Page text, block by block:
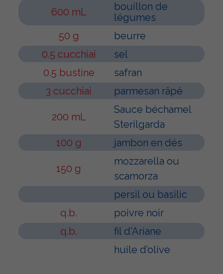
600 mL
bouillon de
légumes
50 g
beurre
0.5 cucchiai
sel
0.5 bustine
safran
3 cucchiai
parmesan râpé
200 mL
Sauce béchamel
Sterilgarda
100 g
jambon en dés
150 g
mozzarella ou
scamorza
persil ou basilic
q.b.
poivre noir
q.b.
fil d'Ariane
huile d’olive